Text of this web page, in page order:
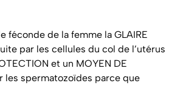
féconde de la femme la GLAIRE
par les cellules du col de l’utérus
et un MOYEN DE
les spermatozoïdes parce que